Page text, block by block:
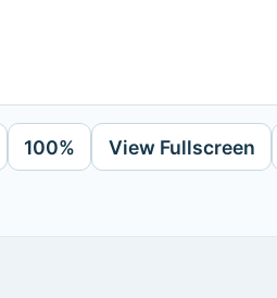
100% View Fullscreen